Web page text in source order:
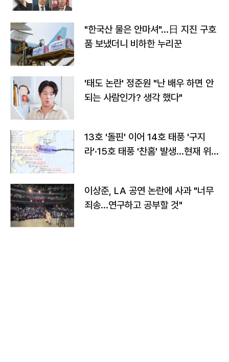
"한국산 물은 안마셔"…日 지진 구호
품 보냈더니 비하한 누리꾼
'태도 논란' 정준원 "난 배우 하면 안
되는 사람인가? 생각 했다"
13호 '돌핀' 이어 14호 태풍 '구지
라'·15호 태풍 '찬홈' 발생…현재 위
이상준, LA 공연 논란에 사과 "너무
죄송…연구하고 공부할 것"